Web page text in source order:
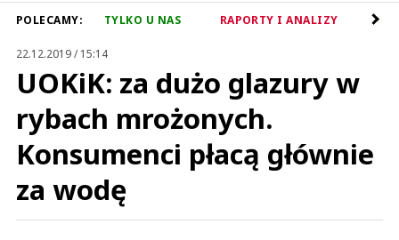
POLECAMY: TYLKO U NAS RAPORTY I ANALIZY
22.12.2019 / 15:14
UOKiK: za dużo glazury w
rybach mrożonych.
Konsumenci płacą głównie
za wodę